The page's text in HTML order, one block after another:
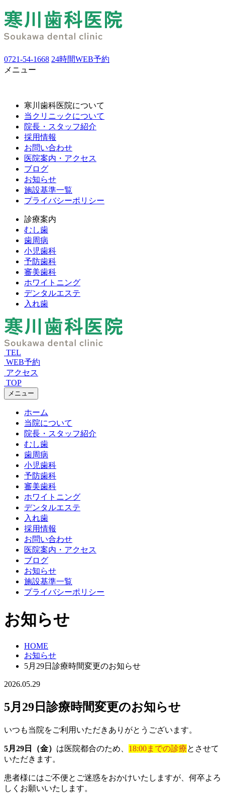
0721-54-1668 24時間WEB予約
メニュー
寒川歯科医院について
当クリニックについて
院長・スタッフ紹介
採用情報
お問い合わせ
医院案内・アクセス
ブログ
お知らせ
施設基準一覧
プライバシーポリシー
診療案内
むし歯
歯周病
小児歯科
予防歯科
審美歯科
ホワイトニング
デンタルエステ
入れ歯
TEL
WEB予約
アクセス
TOP
メニュー
ホーム
当院について
院長・スタッフ紹介
むし歯
歯周病
小児歯科
予防歯科
審美歯科
ホワイトニング
デンタルエステ
入れ歯
採用情報
お問い合わせ
医院案内・アクセス
ブログ
お知らせ
施設基準一覧
プライバシーポリシー
お知らせ
HOME
お知らせ
5月29日診療時間変更のお知らせ
2026.05.29
5月29日診療時間変更のお知らせ
いつも当院をご利用いただきありがとうございます。
5月29日（金） は医院都合のため、 18:00までの診療とさせて
いただきます。
患者様にはご不便とご迷惑をおかけいたしますが、何卒よろ
しくお願いいたします。